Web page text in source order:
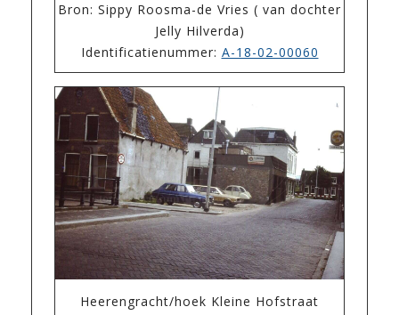
Bron: Sippy Roosma-de Vries ( van dochter
Jelly Hilverda)
Identificatienummer: A-18-02-00060
Heerengracht/hoek Kleine Hofstraat